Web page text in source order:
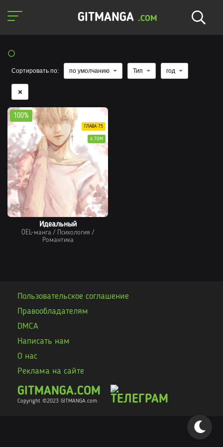
GITMANGA .COM
Сортировать по: по умолчанию Тип год
Идеальный
OEL-манга / Психология /
Романтика
100%
ГЛАВА 75
4 ТОМ
GITMANGA.COM
Copyright ©2023 GITMANGA.com
Пользовательское соглашение
Правообладателям
DMCA
Написать нам
О нас
Реклама на сайте